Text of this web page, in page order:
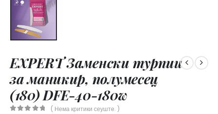
EXPERT Заменски турпии
за маникир, полумесец
(180) DFE-40-180w
( Нема критики сеуште. )